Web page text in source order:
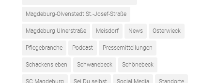
Magdeburg-Olvenstedt St.-Josef-Straße
Magdeburg Ulnerstraße Meisdorf News Osterwieck
Pflegebranche Podcast Pressemitteilungen
Schackensleben Schwanebeck Schönebeck
SC Magdeburg Sei Du selbst Social Media Standorte